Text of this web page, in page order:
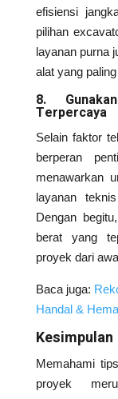
efisiensi
pilihan
layanan purna
alat yang
8.
Terpercaya
Selain faktor
berperan
menawarkan
layanan
Dengan
berat yang
proyek dari
Baca juga:
Handal &
Kesimpulan
Memahami
proyek